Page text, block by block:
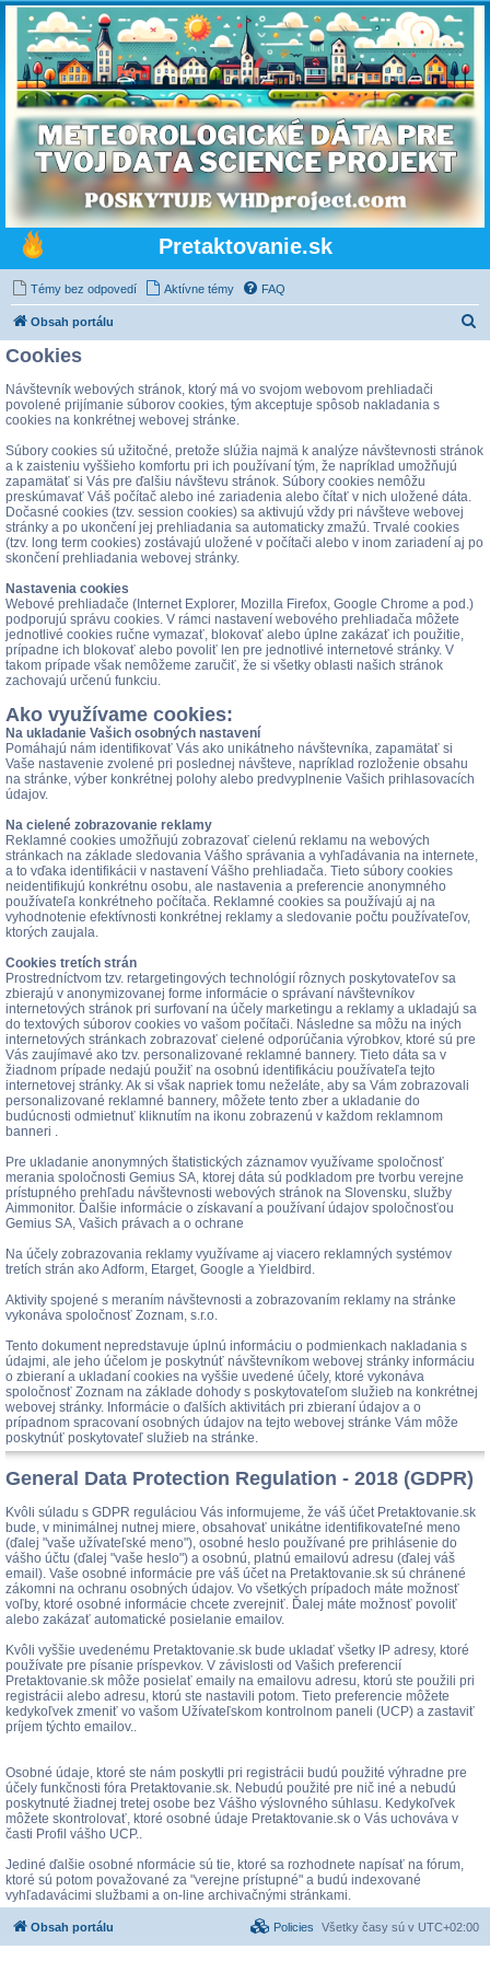
Pretaktovanie.sk
Témy bez odpovedí Aktívne témy FAQ
Obsah portálu
ť
Cookies
Návštevník webových stránok, ktorý má vo svojom webovom prehliadači
povolené prijímanie súborov cookies, tým akceptuje spôsob nakladania s
cookies na konkrétnej webovej stránke.
Súbory cookies sú užitočné, pretože slúžia najmä k analýze návštevnosti stránok
a k zaisteniu vyššieho komfortu pri ich používaní tým, že napríklad umožňujú
zapamätať si Vás pre ďalšiu návštevu stránok. Súbory cookies nemôžu
preskúmavať Váš počítač alebo iné zariadenia alebo čítať v nich uložené dáta.
Dočasné cookies (tzv. session cookies) sa aktivujú vždy pri návšteve webovej
stránky a po ukončení jej prehliadania sa automaticky zmažú. Trvalé cookies
(tzv. long term cookies) zostávajú uložené v počítači alebo v inom zariadení aj po
skončení prehliadania webovej stránky.
Nastavenia cookies
Webové prehliadače (Internet Explorer, Mozilla Firefox, Google Chrome a pod.)
podporujú správu cookies. V rámci nastavení webového prehliadača môžete
jednotlivé cookies ručne vymazať, blokovať alebo úplne zakázať ich použitie,
prípadne ich blokovať alebo povoliť len pre jednotlivé internetové stránky. V
takom prípade však nemôžeme zaručiť, že si všetky oblasti našich stránok
zachovajú určenú funkciu.
Ako využívame cookies:
Na ukladanie Vašich osobných nastavení
Pomáhajú nám identifikovať Vás ako unikátneho návštevníka, zapamätať si
Vaše nastavenie zvolené pri poslednej návšteve, napríklad rozloženie obsahu
na stránke, výber konkrétnej polohy alebo predvyplnenie Vašich prihlasovacích
údajov.
Na cielené zobrazovanie reklamy
Reklamné cookies umožňujú zobrazovať cielenú reklamu na webových
stránkach na základe sledovania Vášho správania a vyhľadávania na internete,
a to vďaka identifikácii v nastavení Vášho prehliadača. Tieto súbory cookies
neidentifikujú konkrétnu osobu, ale nastavenia a preferencie anonymného
používateľa konkrétneho počítača. Reklamné cookies sa používajú aj na
vyhodnotenie efektívnosti konkrétnej reklamy a sledovanie počtu používateľov,
ktorých zaujala.
Cookies tretích strán
Prostredníctvom tzv. retargetingových technológií rôznych poskytovateľov sa
zbierajú v anonymizovanej forme informácie o správaní návštevníkov
internetových stránok pri surfovaní na účely marketingu a reklamy a ukladajú sa
do textových súborov cookies vo vašom počítači. Následne sa môžu na iných
internetových stránkach zobrazovať cielené odporúčania výrobkov, ktoré sú pre
Vás zaujímavé ako tzv. personalizované reklamné bannery. Tieto dáta sa v
žiadnom prípade nedajú použiť na osobnú identifikáciu používateľa tejto
internetovej stránky. Ak si však napriek tomu neželáte, aby sa Vám zobrazovali
personalizované reklamné bannery, môžete tento zber a ukladanie do
budúcnosti odmietnuť kliknutím na ikonu zobrazenú v každom reklamnom
banneri .
Pre ukladanie anonymných štatistických záznamov využívame spoločnosť
merania spoločnosti Gemius SA, ktorej dáta sú podkladom pre tvorbu verejne
prístupného prehľadu návštevnosti webových stránok na Slovensku, služby
Aimmonitor. Ďalšie informácie o získavaní a používaní údajov spoločnosťou
Gemius SA, Vašich právach a o ochrane
Na účely zobrazovania reklamy využívame aj viacero reklamných systémov
tretích strán ako Adform, Etarget, Google a Yieldbird.
Aktivity spojené s meraním návštevnosti a zobrazovaním reklamy na stránke
vykonáva spoločnosť Zoznam, s.r.o.
Tento dokument nepredstavuje úplnú informáciu o podmienkach nakladania s
údajmi, ale jeho účelom je poskytnúť návštevníkom webovej stránky informáciu
o zbieraní a ukladaní cookies na vyššie uvedené účely, ktoré vykonáva
spoločnosť Zoznam na základe dohody s poskytovateľom služieb na konkrétnej
webovej stránky. Informácie o ďalších aktivitách pri zbieraní údajov a o
prípadnom spracovaní osobných údajov na tejto webovej stránke Vám môže
poskytnúť poskytovateľ služieb na stránke.
General Data Protection Regulation - 2018 (GDPR)
Kvôli súladu s GDPR reguláciou Vás informujeme, že váš účet Pretaktovanie.sk
bude, v minimálnej nutnej miere, obsahovať unikátne identifikovateľné meno
(ďalej "vaše užívateľské meno"), osobné heslo používané pre prihlásenie do
vášho účtu (ďalej "vaše heslo") a osobnú, platnú emailovú adresu (ďalej váš
email). Vaše osobné informácie pre váš účet na Pretaktovanie.sk sú chránené
zákomni na ochranu osobných údajov. Vo všetkých prípadoch máte možnosť
voľby, ktoré osobné informácie chcete zverejniť. Ďalej máte možnosť povoliť
alebo zakázať automatické posielanie emailov.
Kvôli vyššie uvedenému Pretaktovanie.sk bude ukladať všetky IP adresy, ktoré
používate pre písanie príspevkov. V závislosti od Vašich preferencií
Pretaktovanie.sk môže posielať emaily na emailovu adresu, ktorú ste použili pri
registrácii alebo adresu, ktorú ste nastavili potom. Tieto preferencie môžete
kedykoľvek zmeniť vo vašom Užívateľskom kontrolnom paneli (UCP) a zastaviť
príjem týchto emailov..
Osobné údaje, ktoré ste nám poskytli pri registrácii budú použité výhradne pre
účely funkčnosti fóra Pretaktovanie.sk. Nebudú použité pre nič iné a nebudú
poskytnuté žiadnej tretej osobe bez Vášho výslovného súhlasu. Kedykoľvek
môžete skontrolovať, ktoré osobné údaje Pretaktovanie.sk o Vás uchováva v
časti Profil vášho UCP..
Jediné ďalšie osobné nformácie sú tie, ktoré sa rozhodnete napísať na fórum,
ktoré sú potom považované za "verejne prístupné" a budú indexované
vyhľadavácimi službami a on-line archivačnými stránkami.
Obsah portálu Všetky časy sú v UTC+02:00
Policies